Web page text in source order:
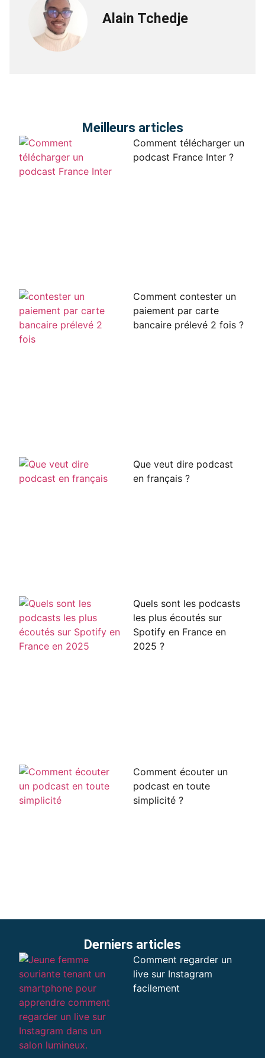
Alain Tchedje
Meilleurs articles
Comment télécharger un
podcast France Inter ?
Comment contester un
paiement par carte
bancaire prélevé 2 fois ?
Que veut dire podcast
en français ?
Quels sont les podcasts
les plus écoutés sur
Spotify en France en
2025 ?
Comment écouter un
podcast en toute
simplicité ?
Derniers articles
Comment regarder un
live sur Instagram
facilement